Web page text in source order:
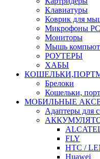
Клавиатуры
Коврик для
Микрофоны PC
Мониторы
Мышь
РОУТЕРЫ
ХАБЫ
Брелоки
Кошельки,
МОБИЛЬНЫЕ
Адаптеры для
FLY
HTC /
Huawei